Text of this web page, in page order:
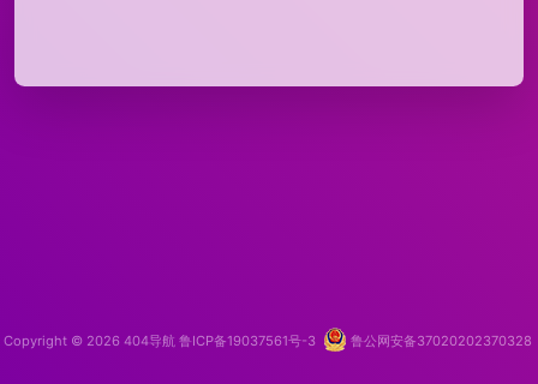
Copyright © 2026 404导航 鲁ICP备19037561号-3 鲁公网安备37020202370328